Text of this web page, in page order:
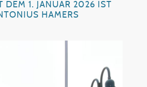
DEM 1. JANUAR 2026 IST
HAMERS